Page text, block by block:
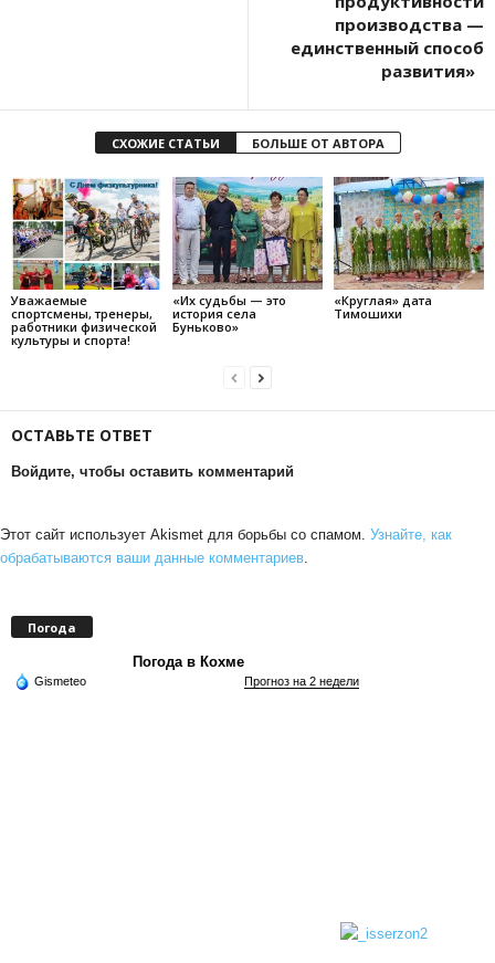
производства —
единственный способ
развития»
СХОЖИЕ СТАТЬИ БОЛЬШЕ ОТ АВТОРА
Уважаемые
спортсмены, тренеры,
работники физической
культуры и спорта!
«Их судьбы — это
история села
Буньково»
«Круглая» дата
Тимошихи
ОСТАВЬТЕ ОТВЕТ
Войдите, чтобы оставить комментарий
Этот сайт использует Akismet для борьбы со спамом. Узнайте, как
обрабатываются ваши данные комментариев.
Погода
Погода в Кохме
Gismeteo Прогноз на 2 недели